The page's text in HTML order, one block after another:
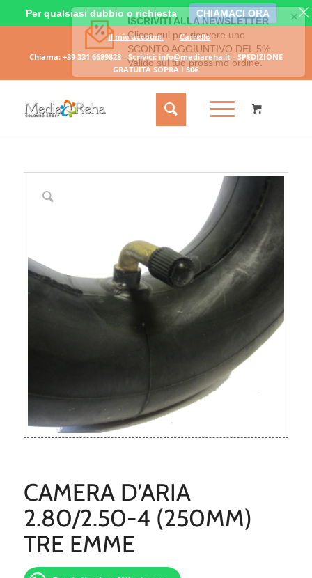
Il mio account
Carrello
Chiama: +39 331 6689828- Scrivici: info@mediareha.it- SPEDIZIONE
GRATUITA SOPRA I 50€
CAMERA D’ARIA
2.80/2.50-4 (250MM)
TRE EMME
Per qualsiasi dubbio o richiesta CHIAMACI ORA